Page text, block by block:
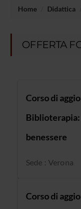
Home Didattica
OFFERTA
Corso di
benessere
Sede : Verona
Corso di